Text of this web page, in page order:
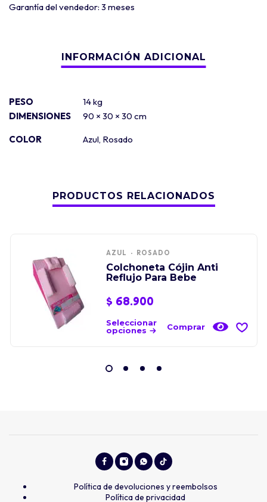
Garantía del vendedor: 3 meses
PESO
14 kg
DIMENSIONES
90 × 30 × 30 cm
COLOR Azul, Rosado
PRODUCTOS RELACIONADOS
AZUL ROSADO
Colchoneta Cójin Anti
Reflujo Para Bebe
$ 68.900
Seleccionar
opciones
Comprar
Política de devoluciones y reembolsos
Política de privacidad